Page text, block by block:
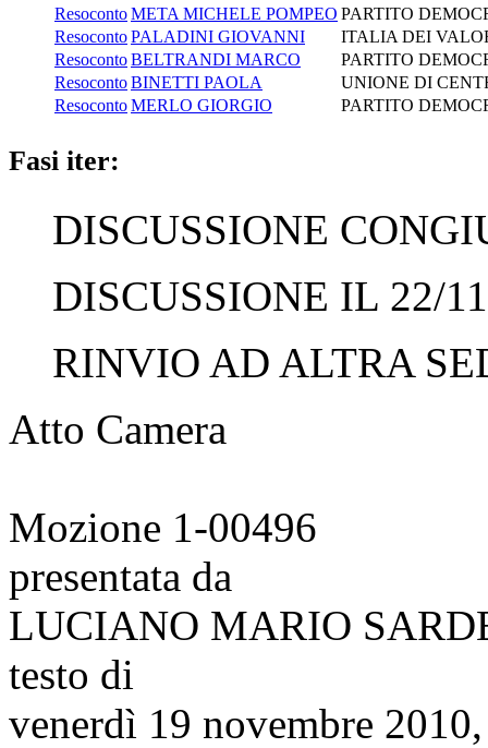
ResocontoMETA MICHELE POMPEO PARTITO
ResocontoPALADINI GIOVANNI
ITALIA DEI
ResocontoBELTRANDI MARCO
PARTITO
ResocontoBINETTI PAOLA
UNIONE DI
ResocontoMERLO GIORGIO PARTITO
Fasi iter:
DISCUSSIONE
DISCUSSIONE IL 22/
RINVIO AD ALTRA
Atto Camera
Mozione 1-00496
presentata da
LUCIANO MARIO
testo di
venerdì 19 novembre